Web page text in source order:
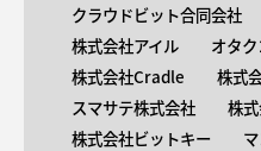
クラウドビット合同会社
株式会社アイル
オタ
株式会社Cradle
株式
スマサテ株式会社
株
株式会社ビットキー